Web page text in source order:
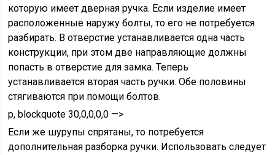
которую имеет дверная ручка. Если изделие имеет
расположенные наружу болты, то его не потребуется
разбирать. В отверстие устанавливается одна часть
конструкции, при этом две направляющие должны
попасть в отверстие для замка. Теперь
устанавливается вторая часть ручки. Обе половины
стягиваются при помощи болтов.
p, blockquote 30,0,0,0,0 —>
Если же шурупы спрятаны, то потребуется
дополнительная разборка ручки. Использовать следует